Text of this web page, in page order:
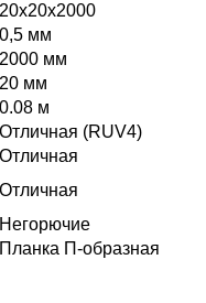
20х20х2000
0,5 мм
2000 мм
20 мм
0.08 м
Отличная (RUV4)
Отличная
Отличная
Негорючие
Планка П-образная